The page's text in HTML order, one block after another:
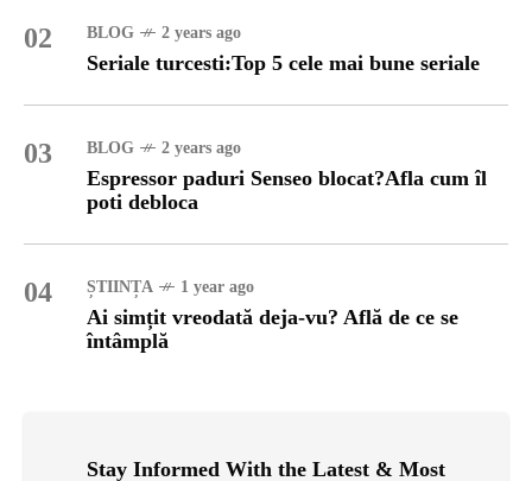
02 BLOG 2 years ago
Seriale turcesti:Top 5 cele mai bune seriale
03 BLOG 2 years ago
Espressor paduri Senseo blocat?Afla cum îl
poti debloca
04 ȘTIINȚA 1 year ago
Ai simțit vreodată deja-vu? Află de ce se
întâmplă
Stay Informed With the Latest & Most